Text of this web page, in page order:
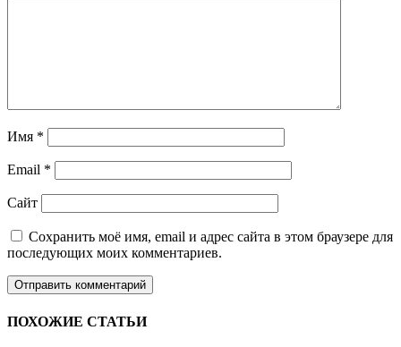
Имя *
Email *
Сайт
Сохранить моё имя, email и адрес сайта в этом браузере для
последующих моих комментариев.
ПОХОЖИЕ СТАТЬИ